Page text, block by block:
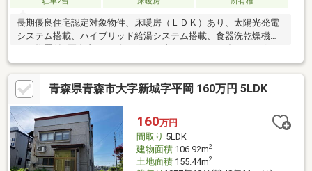
長期優良住宅認定対象物件、床暖房（ＬＤＫ）あり、太陽光発電
システム搭載、ハイブリッド給湯システム搭載、食器洗乾燥機あ
ーブルセット、ＴＶボード、照明、カーテン、エアコンは価格に
含まれますが、それ以外の家具、家電、備品等は価格に含まれま
せん。
青森県青森市大字新城字平岡 160万円 5LDK
160万円
間取り 5LDK
建物面積106.92m2
土地面積155.44m2